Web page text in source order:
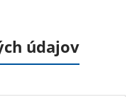
údajov